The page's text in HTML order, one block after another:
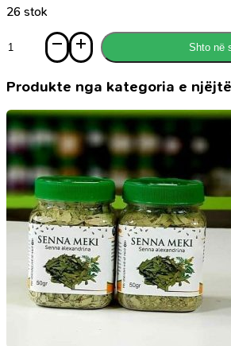
26 stok
Krem
lehtësimin
dhimbjeve,
100gr
-
Skin
Doctor
Herbal
Pain
Relief
Cream
Shto në
Produkte nga kategoria e njëjtë